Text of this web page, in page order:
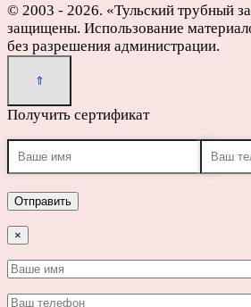
© 2003 - 2026. «Тульский трубный
защищены. Использование
без разрешения администрации.
Получить сертификат
×